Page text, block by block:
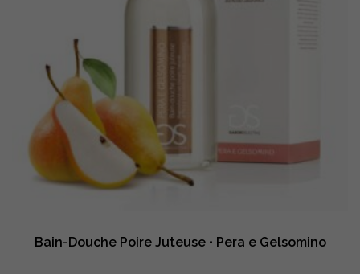
Bain-Douche Poire Juteuse • Pera e Gelsomino